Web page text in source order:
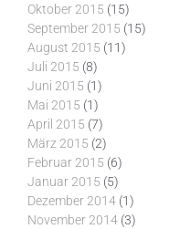
Oktober 2015 (15)
September 2015 (15)
August 2015 (11)
Juli 2015 (8)
Juni 2015 (1)
Mai 2015 (1)
April 2015 (7)
März 2015 (2)
Februar 2015 (6)
Januar 2015 (5)
Dezember 2014 (1)
November 2014 (3)